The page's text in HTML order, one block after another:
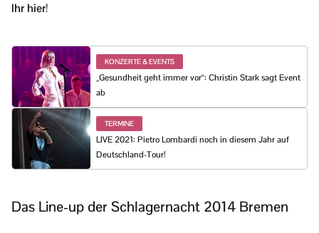
Ihr hier!
KONZERTE & EVENTS
„Gesundheit geht immer vor“: Christin Stark sagt Event
ab
TERMINE
LIVE 2021: Pietro Lombardi noch in diesem Jahr auf
Deutschland-Tour!
Das Line-up der Schlagernacht 2014 Bremen